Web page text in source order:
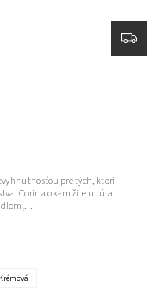
pre tých, ktorí
Corina okamžite upúta
Krémová